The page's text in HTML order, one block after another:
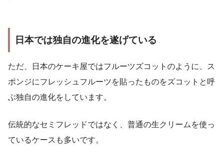
日本では独自の進化を遂げている
ただ、日本のケーキ屋ではフルーツズコットのように、ス
ポンジにフレッシュフルーツを貼ったものをズコットと呼
ぶ独自の進化をしています。
伝統的なセミフレッドではなく、普通の生クリームを使っ
ているケースも多いです。